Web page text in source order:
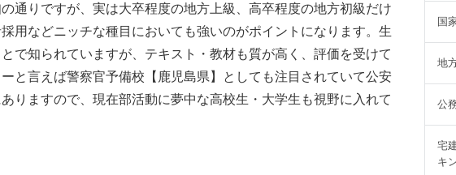
通りですが、実は大卒程度の地方上級、高卒程度の地方初級だけ
用などニッチな種目においても強いのがポイントになります。生
で知られていますが、テキスト・教材も質が高く、評価を受けて
と言えば警察官予備校【鹿児島県】としても注目されていて公安
りますので、現在部活動に夢中な高校生・大学生も視野に入れて
国
地
公
宅
キ